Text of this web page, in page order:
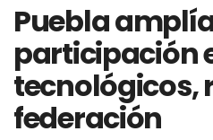
Puebla
participación
tecnológicos,
federación